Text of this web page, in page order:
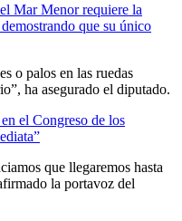
Mar Menor requiere la
que su único
o palos en las ruedas
ha asegurado el diputado.
el Congreso de los
que llegaremos hasta
la portavoz del